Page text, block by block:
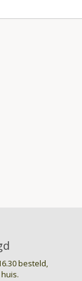
besteld,